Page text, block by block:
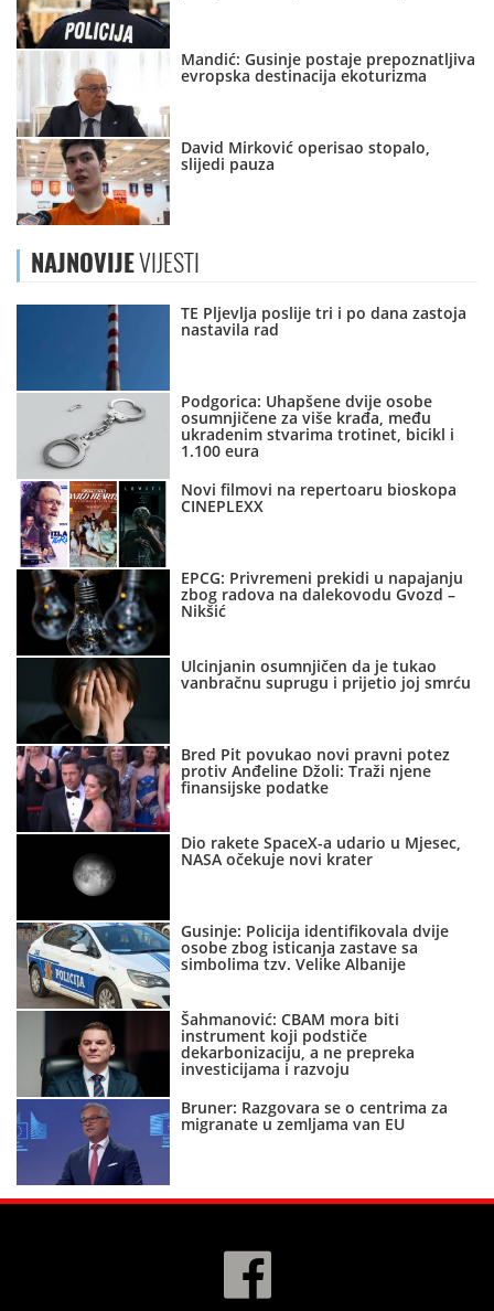
Mandić: Gusinje postaje prepoznatljiva
evropska destinacija ekoturizma
David Mirković operisao stopalo,
slijedi pauza
NAJNOVIJEVIJESTI
TE Pljevlja poslije tri i po dana zastoja
nastavila rad
Podgorica: Uhapšene dvije osobe
osumnjičene za više krađa, među
ukradenim stvarima trotinet, bicikl i
1.100 eura
Novi filmovi na repertoaru bioskopa
CINEPLEXX
EPCG: Privremeni prekidi u napajanju
zbog radova na dalekovodu Gvozd –
Nikšić
Ulcinjanin osumnjičen da je tukao
vanbračnu suprugu i prijetio joj smrću
Bred Pit povukao novi pravni potez
protiv Anđeline Džoli: Traži njene
finansijske podatke
Dio rakete SpaceX-a udario u Mjesec,
NASA očekuje novi krater
Gusinje: Policija identifikovala dvije
osobe zbog isticanja zastave sa
simbolima tzv. Velike Albanije
Šahmanović: CBAM mora biti
instrument koji podstiče
dekarbonizaciju, a ne prepreka
investicijama i razvoju
Bruner: Razgovara se o centrima za
migranate u zemljama van EU